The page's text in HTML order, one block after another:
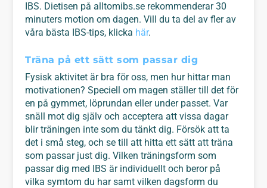
IBS. Dietisen på alltomibs.se rekommenderar 30
minuters motion om dagen. Vill du ta del av fler av
våra bästa IBS-tips, klicka här.
Träna på ett sätt som passar dig
Fysisk aktivitet är bra för oss, men hur hittar man
motivationen? Speciell om magen ställer till det för
en på gymmet, löprundan eller under passet. Var
snäll mot dig själv och acceptera att vissa dagar
blir träningen inte som du tänkt dig. Försök att ta
det i små steg, och se till att hitta ett sätt att träna
som passar just dig. Vilken träningsform som
passar dig med IBS är individuellt och beror på
vilka symtom du har samt vilken dagsform du